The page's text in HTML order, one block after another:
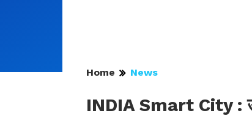
Home News
INDIA Smart City :